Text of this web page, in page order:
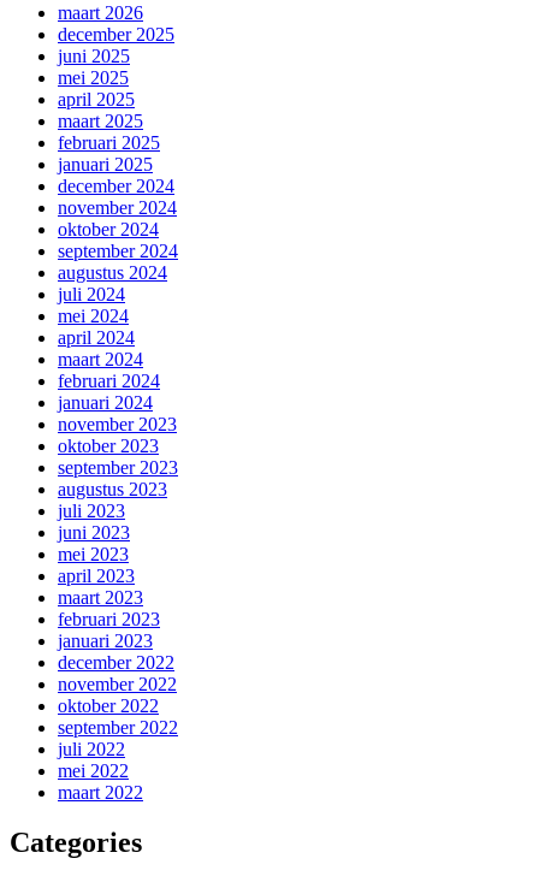
maart 2026
december 2025
juni 2025
mei 2025
april 2025
maart 2025
februari 2025
januari 2025
december 2024
november 2024
oktober 2024
september 2024
augustus 2024
juli 2024
mei 2024
april 2024
maart 2024
februari 2024
januari 2024
november 2023
oktober 2023
september 2023
augustus 2023
juli 2023
juni 2023
mei 2023
april 2023
maart 2023
februari 2023
januari 2023
december 2022
november 2022
oktober 2022
september 2022
juli 2022
mei 2022
maart 2022
Categories